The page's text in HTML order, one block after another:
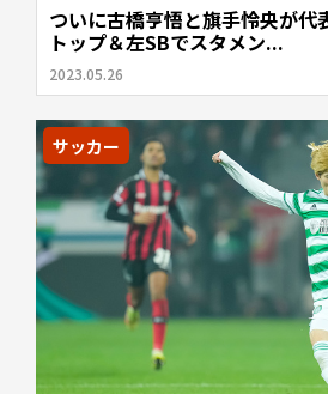
ついに古橋亨悟と旗手怜央が代
トップ＆左SBでスタメン...
2023.05.26
サッカー